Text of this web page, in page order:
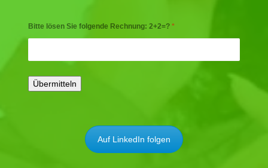
Bitte lösen Sie folgende Rechnung: 2+2=? *
Auf LinkedIn folgen